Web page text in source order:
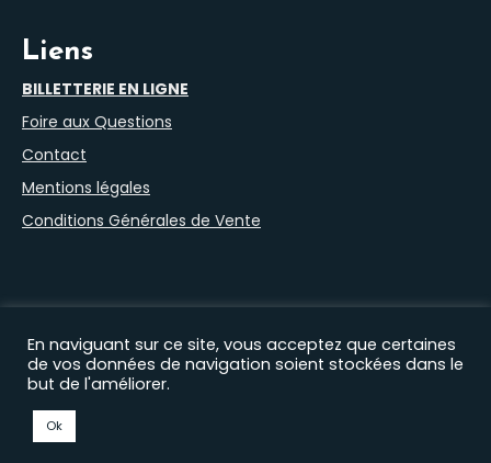
Liens
BILLETTERIE EN LIGNE
Foire aux Questions
Contact
Mentions légales
Conditions Générales de Vente
Nos autres sites :Filprod Productions
|Comédie Saint Roch
En naviguant sur ce site, vous acceptez que certaines
de vos données de navigation soient stockées dans le
but de l'améliorer.
Ok